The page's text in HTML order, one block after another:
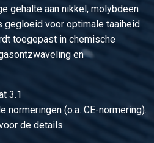
60 geschild gegloeid ca 6
gehalte aan nikkel, molybdeen
gegloeid voor optimale taaiheid
toegepast in chemische
en
3.1
(o.a. CE-normering).
de details